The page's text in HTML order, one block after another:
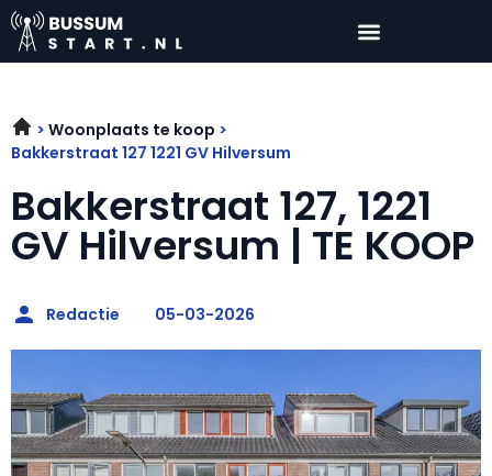
Woonplaats te koop
Bakkerstraat 127 1221 GV Hilversum
Bakkerstraat 127, 1221
GV Hilversum | TE KOOP
Redactie 05-03-2026